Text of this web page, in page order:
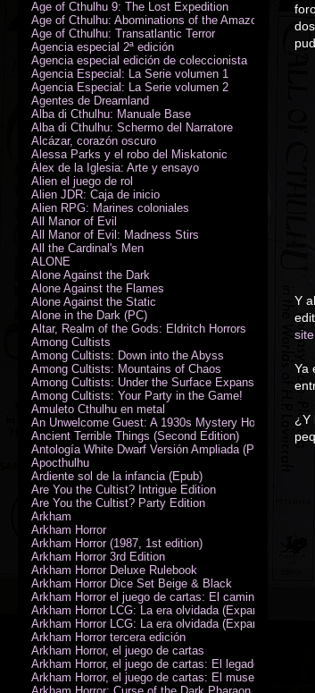
Y
site
Ya
¿Y
Age of Cthulhu 9: The Lost Expedition
Age of Cthulhu: Abominations of the Amazon
Age of Cthulhu: Transatlantic Terror
Agencia especial 2ª edición
Agencia especial edición de coleccionista
Agencia Especial: La Serie volumen 1
Agencia Especial: La Serie volumen 2
Agentes de Dreamland
Alba di Cthulhu: Manuale Base
Alba di Cthulhu: Schermo del Narratore
Alcázar, corazón oscuro
Alessa Parks y el robo del Miskatonic
Álex de la Iglesia: Arte y ensayo
Alien el juego de rol
Alien JDR: Caja de inicio
Alien RPG: Marines coloniales
All Manor of Evil
All Manor of Evil: Madness Stirs
All the Cardinal's Men
ALONE
Alone Against the Dark
Alone Against the Flames
Alone Against the Static
Alone in the Dark (PC)
Altar, Realm of the Gods: Eldritch Horrors
Among Cultists
Among Cultists: Down into the Abyss
Among Cultists: Mountains of Chaos
Among Cultists: Under the Surface Expansion
Among Cultists: Your Party in the Game!
Amuleto Cthulhu en metal
An Unwelcome Guest: A 1930s Mystery Horror
Ancient Terrible Things (Second Edition)
Antología White Dwarf Versión Ampliada (PDF)
Apocthulhu
Ardiente sol de la infancia (Epub)
Are You the Cultist? Intrigue Edition
Are You the Cultist? Party Edition
Arkham
Arkham Horror
Arkham Horror (1987, 1st edition)
Arkham Horror 3rd Edition
Arkham Horror Deluxe Rulebook
Arkham Horror Dice Set Beige & Black
Arkham Horror el juego de cartas: El camino a
Arkham Horror LCG: La era olvidada (Expansión de
Arkham Horror LCG: La era olvidada (Expansión de
Arkham Horror tercera edición
Arkham Horror, el juego de cartas
Arkham Horror, el juego de cartas: El legado de
Arkham Horror, el juego de cartas: El museo Miskatonic